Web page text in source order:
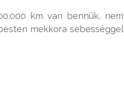
km van bennük, nem
mekkora sebességgel